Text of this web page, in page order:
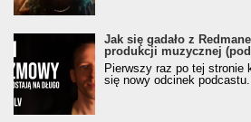
Jak się gadało z
produkcji muzycznej
Pierwszy raz po tej stronie
się nowy odcinek